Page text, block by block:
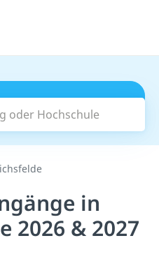
oder Hochschule
Suchen
in
2026 & 2027